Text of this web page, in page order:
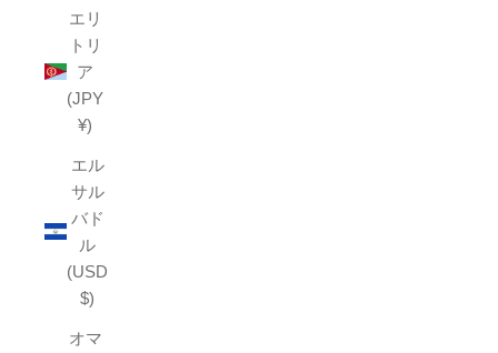
エリ
トリ
ア
(JPY
¥)
エル
サル
バド
ル
(USD
$)
オマ